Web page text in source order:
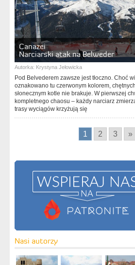
Canazei
Narciarski atak na Belweder
Autorka: Krystyna Jełowicka
Pod Belvederem zawsze jest tłoczno. Choć
oznakowano tu czerwonym kolorem,
słonecznym kotle nie brakuje. W pierwszej
kompletnego chaosu – każdy narciarz
trasy wyciągów krzyżują się
1 2 3 »
Nasi autorzy